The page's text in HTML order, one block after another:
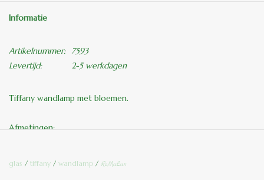
Informatie
Artikelnummer:
7593
Levertijd:
2-5 werkdagen
Tiffany wandlamp met bloemen.
Afmetingen:
glas / tiffany / wandlamp / RoMaLux